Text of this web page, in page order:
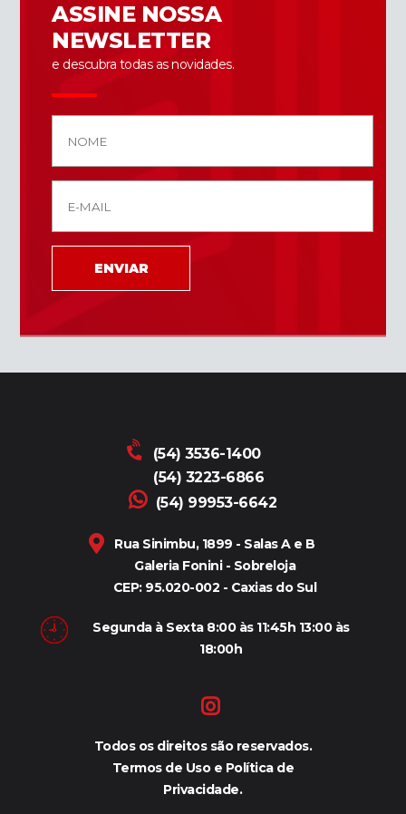
ASSINE NOSSA
NEWSLETTER
e descubra todas as novidades.
ENVIAR
(54) 3536-1400
(54) 3223-6866
(54) 99953-6642
Rua Sinimbu, 1899 - Salas A e B
Galeria Fonini - Sobreloja
CEP: 95.020-002 - Caxias do Sul
Segunda à Sexta 8:00 às 11:45h 13:00 às
18:00h
Todos os direitos são reservados.
Termos de Uso e Política de
Privacidade.